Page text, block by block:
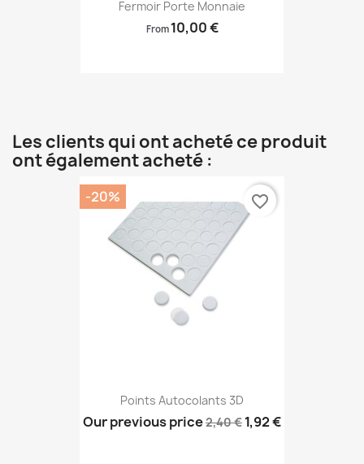
Fermoir Porte Monnaie
From 10,00 €
Les clients qui ont acheté ce produit
ont également acheté :
Points Autocolants 3D
Our previous price2,40 € 1,92 €
-20% favorite_border